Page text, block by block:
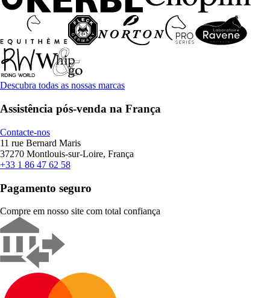
Descubra todas as nossas marcas
Assistência pós-venda na França
Contacte-nos
11 rue Bernard Maris
37270 Montlouis-sur-Loire, França
+33 1 86 47 62 58
Pagamento seguro
Compre em nosso site com total confiança